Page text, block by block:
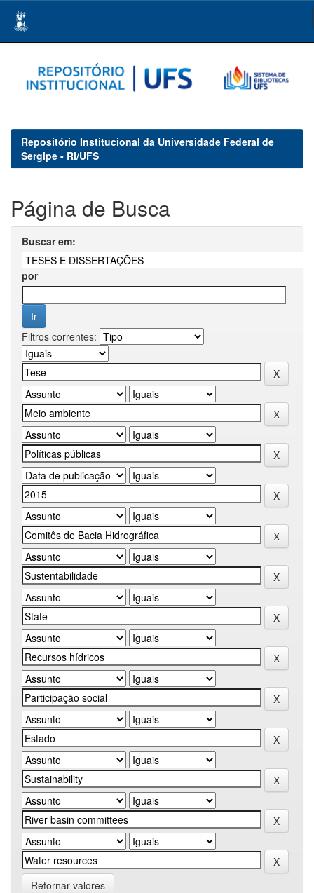
navigation
Repositório Institucional da Universidade Federal de
Sergipe - RI/UFS
Página de Busca
Buscar em:
por
Filtros correntes:
Retornar valores